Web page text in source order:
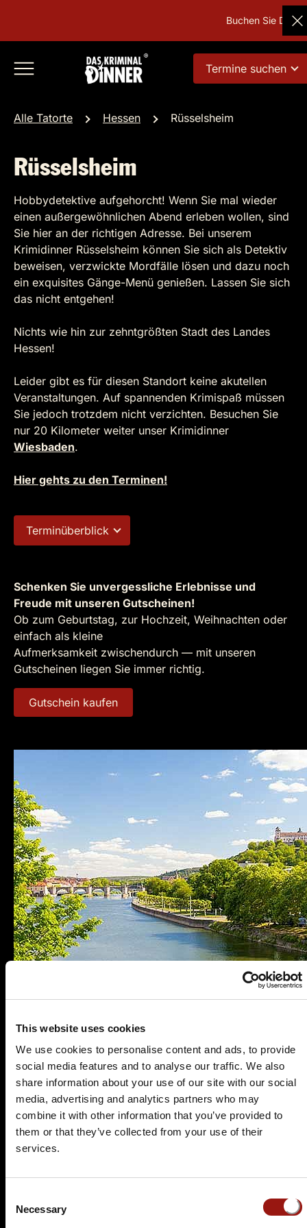
This website uses cookies
We use cookies to personalise content and ads, to provide
social media features and to analyse our traffic. We also
share information about your use of our site with our social
media, advertising and analytics partners who may
combine it with other information that you’ve provided to
them or that they’ve collected from your use of their
services.
Selection
Necessary
Buchen Sie
Termine suchen
Alle Tatorte Hessen Rüsselsheim
Rüsselsheim
Hobbydetektive aufgehorcht! Wenn Sie mal wieder
einen außergewöhnlichen Abend erleben wollen, sind
Sie hier an der richtigen Adresse. Bei unserem
Krimidinner Rüsselsheim können Sie sich als Detektiv
beweisen, verzwickte Mordfälle lösen und dazu noch
ein exquisites Gänge-Menü genießen. Lassen Sie sich
das nicht entgehen!
Nichts wie hin zur zehntgrößten Stadt des Landes
Hessen!
Leider gibt es für diesen Standort keine akutellen
Veranstaltungen. Auf spannenden Krimispaß müssen
Sie jedoch trotzdem nicht verzichten. Besuchen Sie
nur 20 Kilometer weiter unser Krimidinner
Wiesbaden.
Hier gehts zu den Terminen!
Terminüberblick
Schenken Sie unvergessliche Erlebnisse und
Freude mit unseren Gutscheinen!
Ob zum Geburtstag, zur Hochzeit, Weihnachten oder
einfach als kleine
Aufmerksamkeit zwischendurch — mit unseren
Gutscheinen liegen Sie immer richtig.
Gutschein kaufen
Es wurden leider keine aktuellen Veranstaltungen
für diesen Tatort gefunden.
Nutzen Sie doch einfach die
Suchfunktion
einen passenden Krimidinner-Spielort in Ihrer
Nähe zu finden.
Krimidinner Rüsselsheim
Als größte Stadt des Kreises Groß-Gerau im